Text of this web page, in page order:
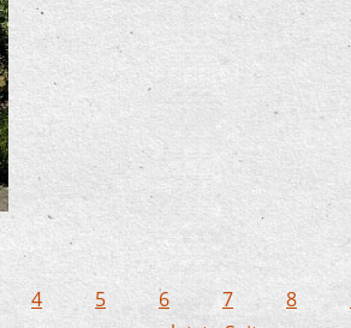
in Büderich – dieses Mal
4 5 6 7 8